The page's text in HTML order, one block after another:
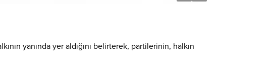
yanında yer aldığını belirterek, partilerinin, halkın